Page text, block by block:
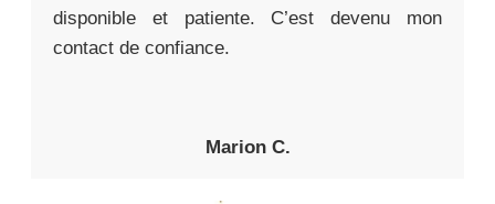
disponible et patiente. C’est devenu mon
contact de confiance.
Marion C.